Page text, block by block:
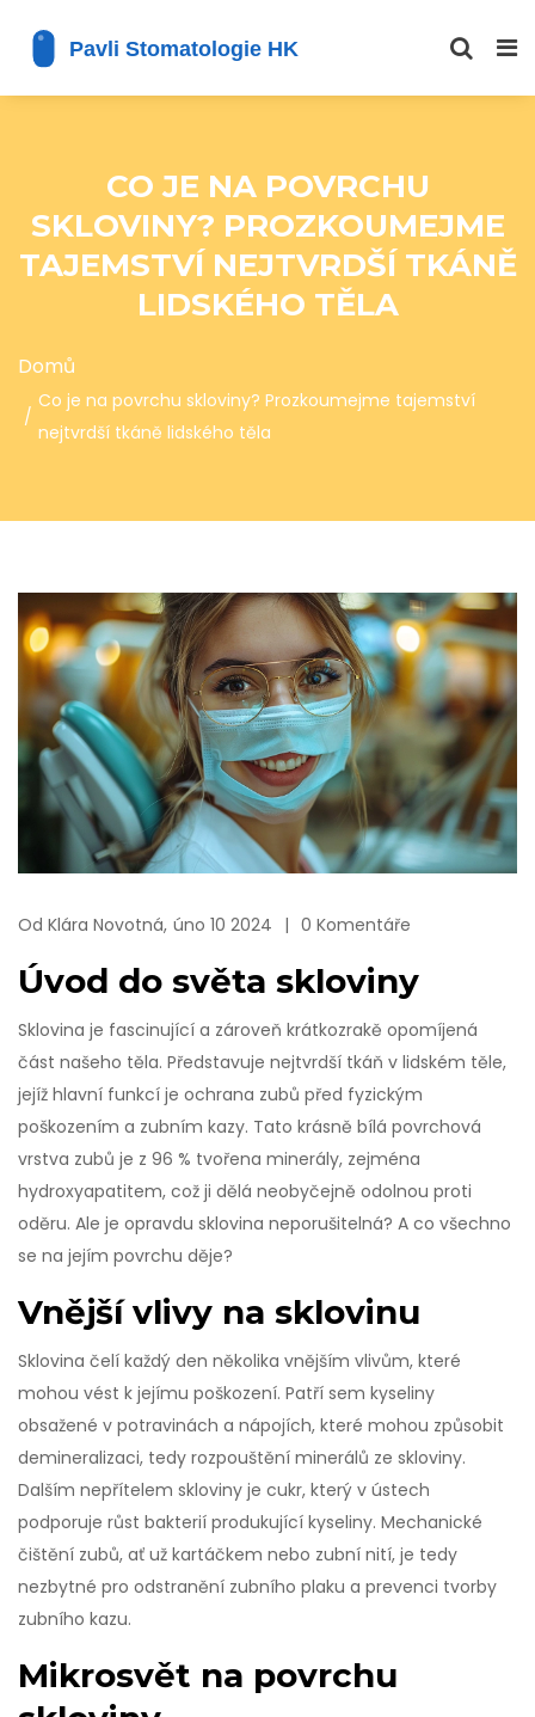
CO JE NA POVRCHU
SKLOVINY? PROZKOUMEJME
TAJEMSTVÍ NEJTVRDŠÍ TKÁNĚ
LIDSKÉHO TĚLA
Domů
Co je na povrchu skloviny? Prozkoumejme tajemství
nejtvrdší tkáně lidského těla
Od Klára Novotná, úno 10 2024 0 Komentáře
Úvod do světa skloviny
Sklovina je fascinující a zároveň krátkozrakě opomíjená
část našeho těla. Představuje nejtvrdší tkáň v lidském těle,
jejíž hlavní funkcí je ochrana zubů před fyzickým
poškozením a zubním kazy. Tato krásně bílá povrchová
vrstva zubů je z 96 % tvořena minerály, zejména
hydroxyapatitem, což ji dělá neobyčejně odolnou proti
oděru. Ale je opravdu sklovina neporušitelná? A co všechno
se na jejím povrchu děje?
Vnější vlivy na sklovinu
Sklovina čelí každý den několika vnějším vlivům, které
mohou vést k jejímu poškození. Patří sem kyseliny
obsažené v potravinách a nápojích, které mohou způsobit
demineralizaci, tedy rozpouštění minerálů ze skloviny.
Dalším nepřítelem skloviny je cukr, který v ústech
podporuje růst bakterií produkující kyseliny. Mechanické
čištění zubů, ať už kartáčkem nebo zubní nití, je tedy
nezbytné pro odstranění zubního plaku a prevenci tvorby
zubního kazu.
Mikrosvět na povrchu